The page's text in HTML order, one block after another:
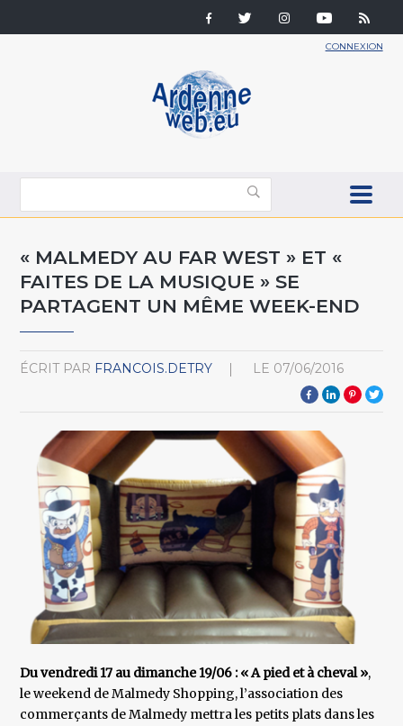
CONNEXION
« MALMEDY AU FAR WEST » ET «
FAITES DE LA MUSIQUE » SE
PARTAGENT UN MÊME WEEK-END
ÉCRIT PAR FRANCOIS.DETRY LE 07/06/2016
Du vendredi 17 au dimanche 19/06 : « A pied et à cheval »,
le weekend de Malmedy Shopping, l’association des
commerçants de Malmedy mettra les petits plats dans les